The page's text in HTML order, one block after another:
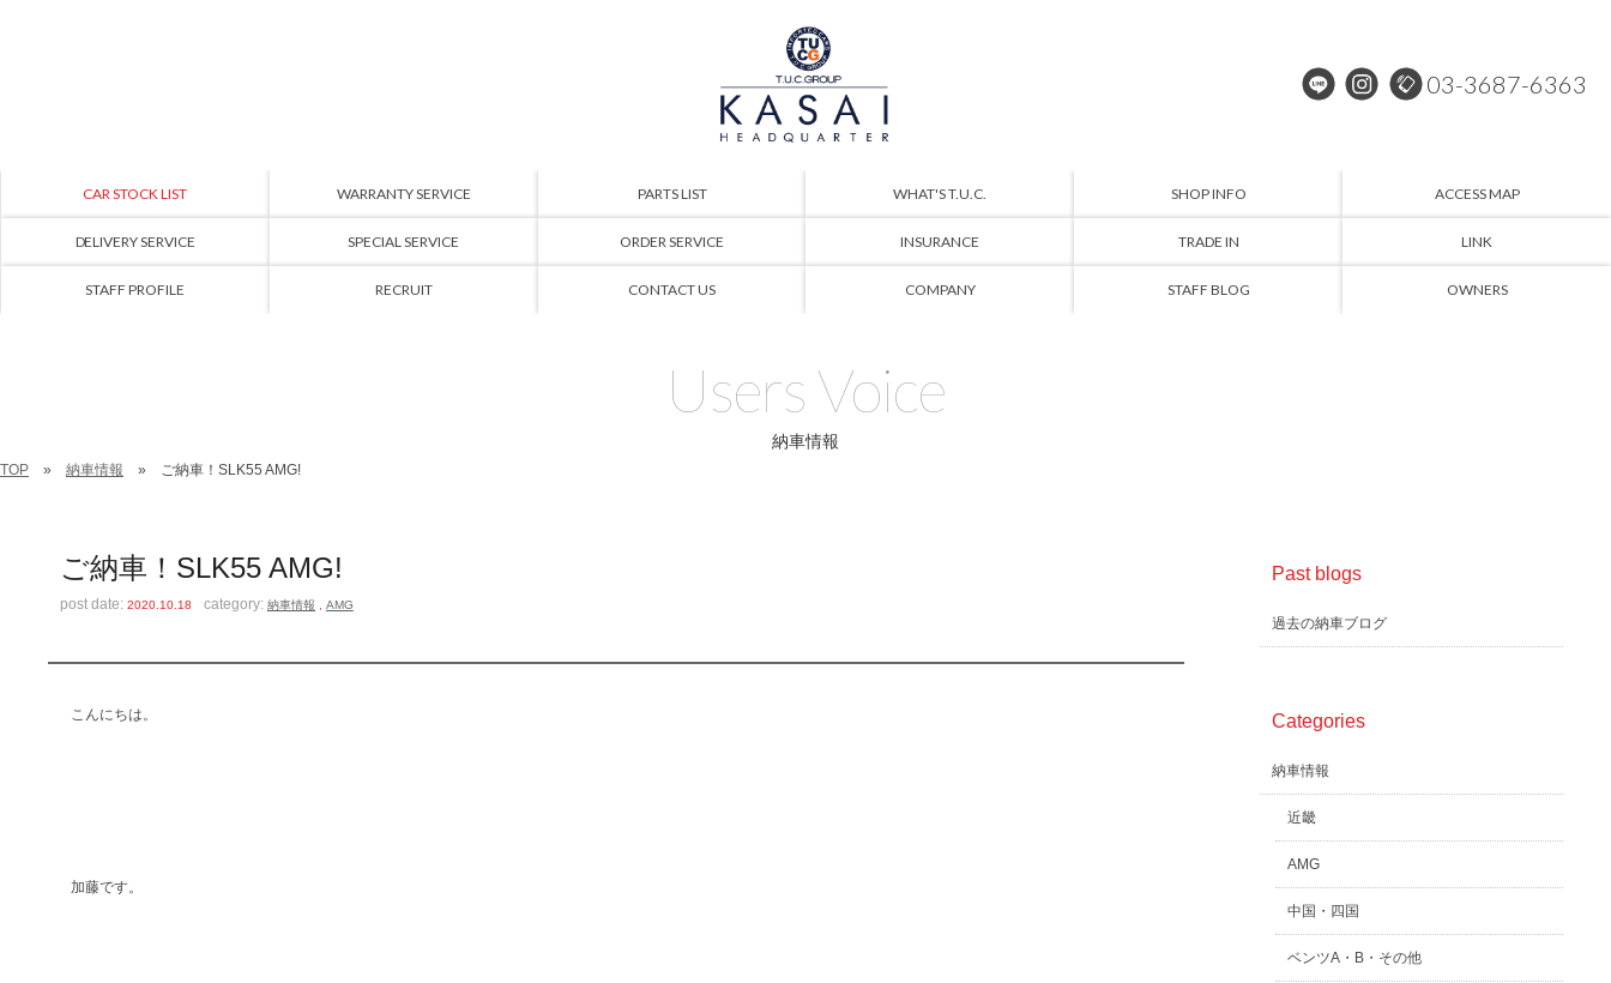
03-3687-6363
CAR STOCK LIST WARRANTY SERVICE PARTS LIST WHAT'S T.U.C. SHOP INFO ACCESS MAP
DELIVERY SERVICE SPECIAL SERVICE ORDER SERVICE INSURANCE TRADE IN LINK
STAFF PROFILE RECRUIT CONTACT US COMPANY STAFF BLOG OWNERS
Users Voice
納車情報
TOP 納車情報 ご納車！SLK55 AMG!
ご納車！SLK55 AMG!
post date:2020.10.18 category: 納車情報 AMG
こんにちは。
加藤です。
Past blogs
過去の納車ブログ
Categories
納車情報
近畿
AMG
中国・四国
ベンツA・B・その他